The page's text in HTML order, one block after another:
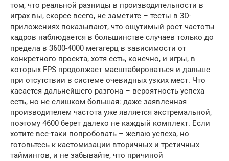
том, что реальной разницы в производительности в
играх вы, скорее всего, не заметите – тесты в 3D-
приложениях показывают, что ощутимый рост частоты
кадров наблюдается в большинстве случаев только до
предела в 3600-4000 мегагерц в зависимости от
конкретного проекта, хотя есть, конечно, и игры, в
которых FPS продолжает масштабироваться и дальше
при отсутствии в системе очевидных узких мест. Что
касается дальнейшего разгона – вероятность успеха
есть, но не слишком большая: даже заявленная
производителем частота уже является экстремальной,
поэтому 4600 берет далеко не каждый комплект. Если
хотите все-таки попробовать – желаю успеха, но
готовьтесь к кастомизации вторичных и третичных
таймингов, и не забывайте, что причиной